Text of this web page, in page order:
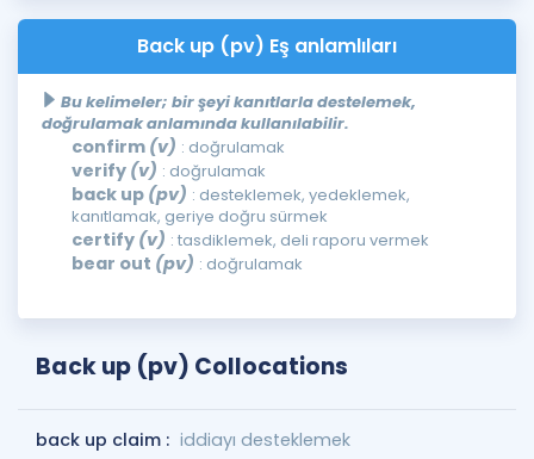
Back up (pv) Eş anlamlıları
Bu kelimeler; bir şeyi kanıtlarla destelemek,
doğrulamak anlamında kullanılabilir.
confirm (v) : doğrulamak
verify (v) : doğrulamak
back up (pv) : desteklemek, yedeklemek,
kanıtlamak, geriye doğru sürmek
certify (v) : tasdiklemek, deli raporu vermek
bear out (pv) : doğrulamak
Back up (pv) Collocations
back up claim : iddiayı desteklemek